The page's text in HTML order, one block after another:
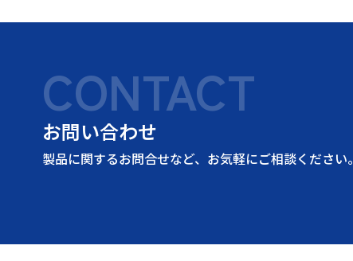
CONTACT
お問い合わせ
製品に関するお問合せなど、 お気軽にご相談ください。